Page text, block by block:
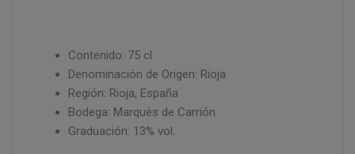
Contenido: 75 cl
Denominación de Origen: Rioja
Región: Rioja, España
Bodega: Marqués de Carrión
Graduación: 13% vol.